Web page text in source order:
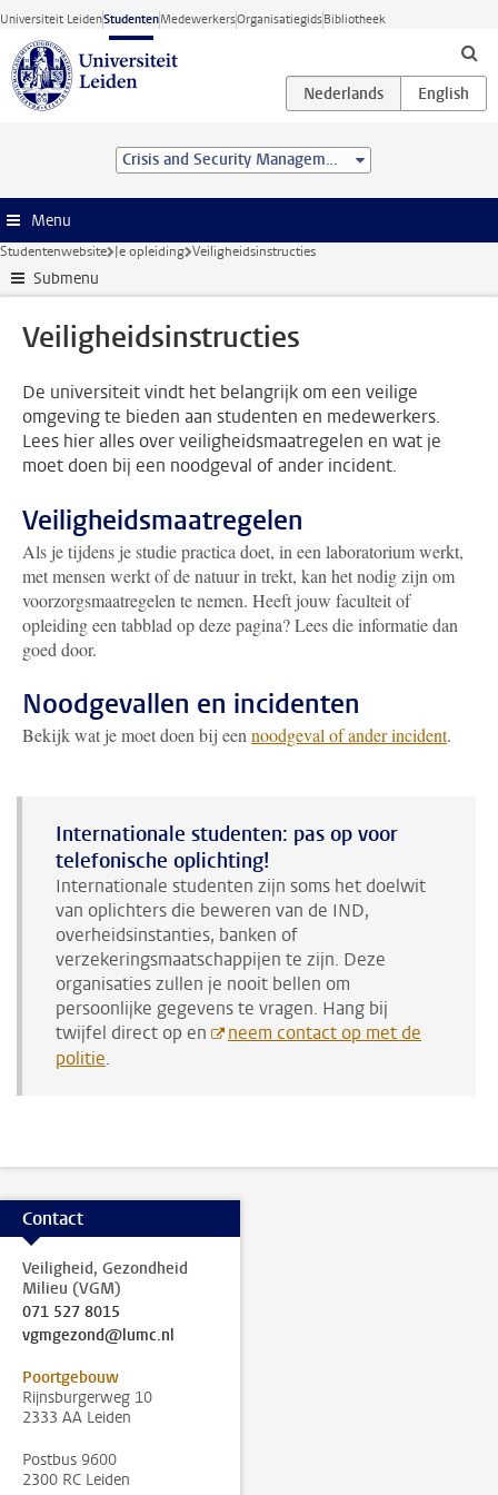
Ga direct naar de inhoud
Universiteit LeidenStudentenMedewerkersOrganisatiegidsBibliotheek
Crisis and Security Management (MSc)
Menu
Studentenwebsite Je opleiding Veiligheidsinstructies
Submenu
Veiligheidsinstructies
De universiteit vindt het belangrijk om een veilige
omgeving te bieden aan studenten en medewerkers.
Lees hier alles over veiligheidsmaatregelen en wat je
moet doen bij een noodgeval of ander incident.
Veiligheidsmaatregelen
Als je tijdens je studie practica doet, in een laboratorium werkt,
met mensen werkt of de natuur in trekt, kan het nodig zijn om
voorzorgsmaatregelen te nemen. Heeft jouw faculteit of
opleiding een tabblad op deze pagina? Lees die informatie dan
goed door.
Noodgevallen en incidenten
Bekijk wat je moet doen bij een noodgeval of ander incident.
Internationale studenten: pas op voor
telefonische oplichting!
Internationale studenten zijn soms het doelwit
van oplichters die beweren van de IND,
overheidsinstanties, banken of
verzekeringsmaatschappijen te zijn. Deze
organisaties zullen je nooit bellen om
persoonlijke gegevens te vragen. Hang bij
twijfel direct op en
neem contact op met de
politie.
Contact
Veiligheid, Gezondheid
Milieu (VGM)
071 527 8015
vgmgezond@lumc.nl
Poortgebouw
Rijnsburgerweg 10
2333 AA Leiden
Postbus 9600
2300 RC Leiden